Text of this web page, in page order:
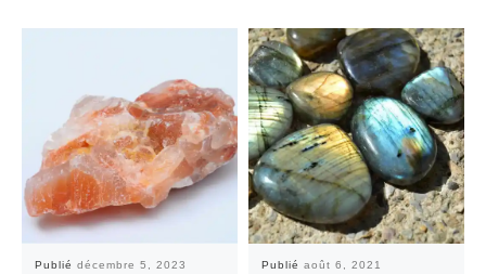
Publié décembre 5, 2023 Publié août 6, 2021